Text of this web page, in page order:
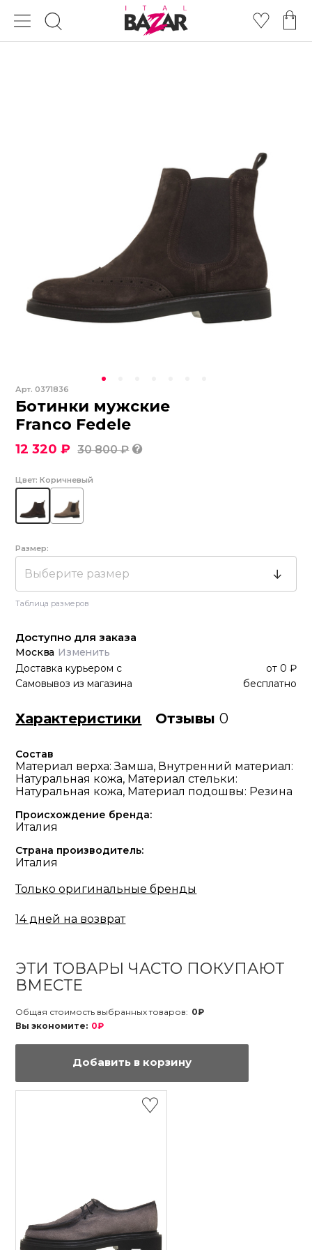
Арт.0371836
Ботинки мужские
Franco Fedele
12 320 ₽ 30 800 ₽
Цвет: Коричневый
Размер:
Выберите размер
Таблица размеров
Доступно для заказа
Москва Изменить
Доставка курьером с от 0 ₽
Самовывоз из магазина
бесплатно
Характеристики Отзывы0
Состав
Материал верха: Замша, Внутренний материал:
Натуральная кожа, Материал стельки:
Натуральная кожа, Материал подошвы: Резина
Происхождение бренда:
Италия
Страна производитель:
Италия
Только оригинальные бренды
14 дней на возврат
ЭТИ ТОВАРЫ ЧАСТО ПОКУПАЮТ
ВМЕСТЕ
Общая стоимость выбранных товаров: 0₽
Вы экономите: 0₽
Добавить в корзину